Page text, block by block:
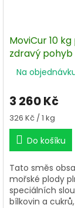
MoviCur 10
zdravý pohyb
Na
3 260 Kč
Měrná
cena:
326 Kč / 1 kg
Do košíku
Tato směs
mořské plody
speciálních
bílkovin a